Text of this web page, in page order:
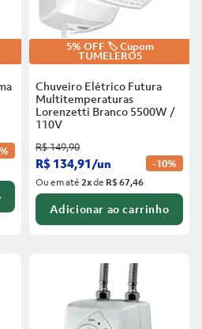
5% OFF 🏷️ Cupom
TUMELERO5
Chuveiro Elétrico Futura
Multitemperaturas
Lorenzetti Branco 5500W /
110V
R$149,90
R$ 134,91/un -10%
Ou em até2xde R$ 67,46
Adicionar ao carrinho